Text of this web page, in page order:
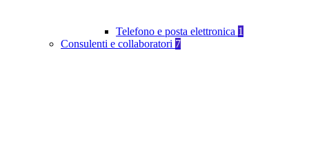
Telefono e posta elettronica 1
Consulenti e collaboratori 7